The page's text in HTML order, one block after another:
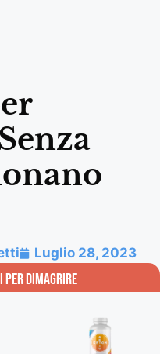
Luglio 28, 2023
Dimagrire